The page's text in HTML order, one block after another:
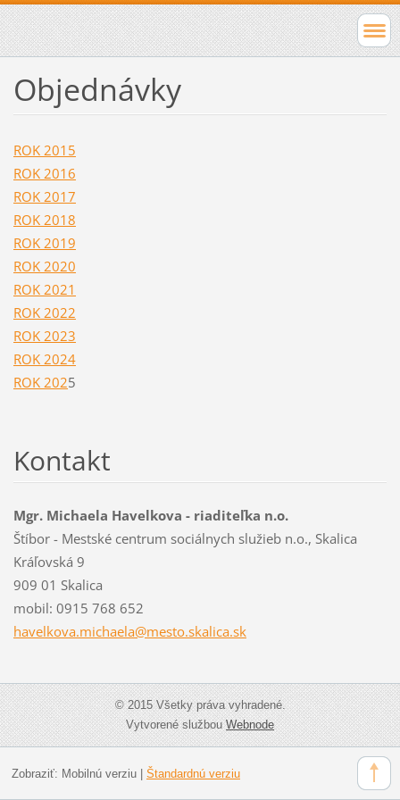
Objednávky
ROK 2015
ROK 2016
ROK 2017
ROK 2018
ROK 2019
ROK 2020
ROK 2021
ROK 2022
ROK 2023
ROK 2024
ROK 2025
Kontakt
Mgr. Michaela Havelkova - riaditeľka n.o.
Štíbor - Mestské centrum sociálnych služieb n.o., Skalica
Kráľovská 9
909 01 Skalica
mobil: 0915 768 652
havelkova.michaela@mesto.skalica.sk
© 2015 Všetky práva vyhradené.
Vytvorené službouWebnode
Zobraziť: Mobilnú verziu| Štandardnú verziu